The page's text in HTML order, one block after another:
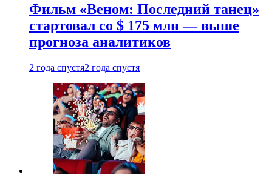
Фильм «Веном: Последний танец»
стартовал со $ 175 млн — выше
прогноза аналитиков
2 года спустя2 года спустя